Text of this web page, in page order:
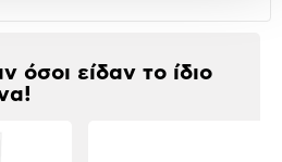
όσοι είδαν το ίδιο